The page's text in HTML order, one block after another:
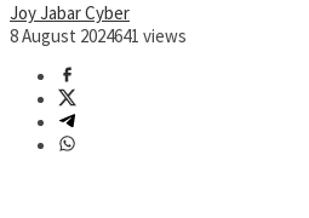
Joy Jabar Cyber
8 August 2024641 views